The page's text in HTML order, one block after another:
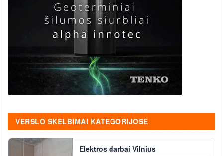
VERSLO SKELBIMAI KATEGORIJOSE
Elektros darbai Vilnius